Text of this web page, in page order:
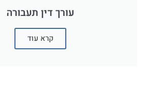
עורך דין תעבורה
קרא עוד